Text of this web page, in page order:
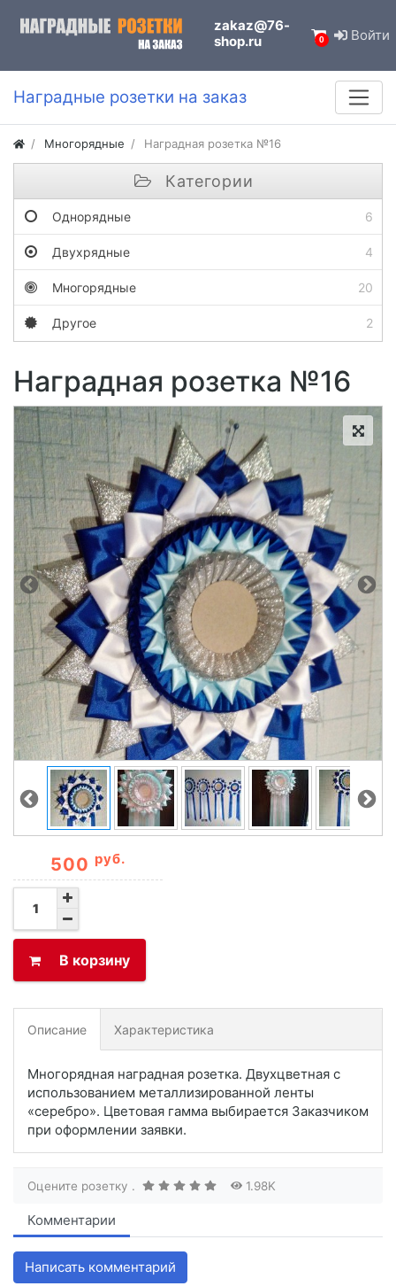
zakaz@76-
shop.ru
0 Войти
Наградные розетки на заказ
Многорядные Наградная розетка №16
Категории
6
Однорядные
4
Двухрядные
20
Многорядные
2
Другое
Наградная розетка №16
500 руб.
В корзину
Описание Характеристика
Многорядная наградная розетка. Двухцветная с
использованием металлизированной ленты
«серебро». Цветовая гамма выбирается Заказчиком
при оформлении заявки.
Оцените розетку . 1.98K
Комментарии
Написать комментарий